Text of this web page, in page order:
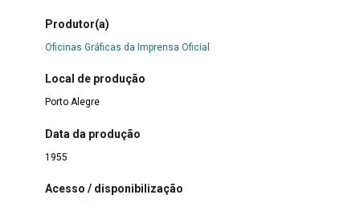
Produtor(a)
Oficinas Gráficas da Imprensa Oficial
Local de produção
Porto Alegre
Data da produção
1955
Acesso / disponibilização